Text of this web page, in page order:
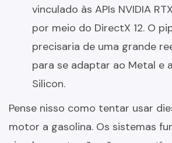
vinculado às APIs NVIDIA
por meio do DirectX 12. O
precisaria de uma grande
para se adaptar ao Metal e
Silicon.
Pense nisso como tentar usar
motor a gasolina. Os sistemas